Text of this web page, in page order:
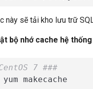
này sẽ tải kho lưu trữ
bộ nhớ cache hệ
7 ###